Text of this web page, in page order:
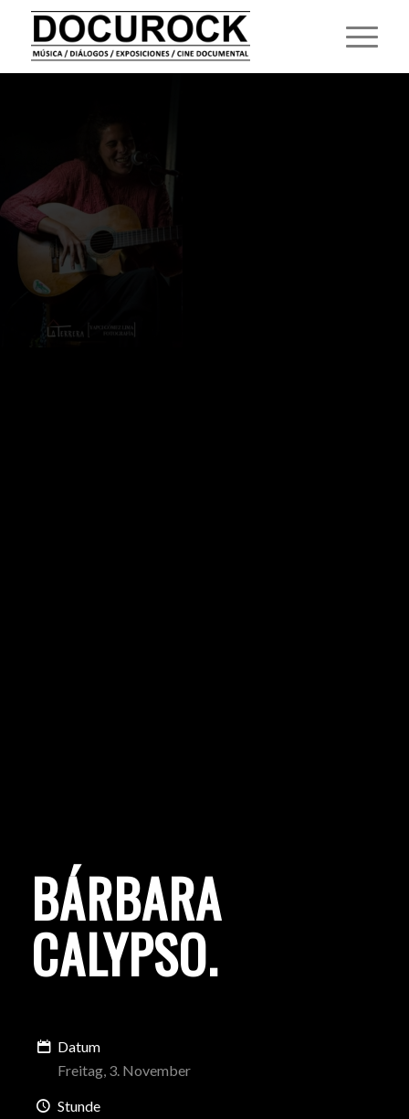
BÁRBARA
CALYPSO.
Datum
Freitag, 3. November
Stunde